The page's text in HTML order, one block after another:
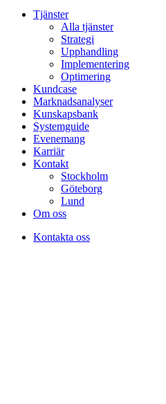
Tjänster
Alla tjänster
Strategi
Upphandling
Implementering
Optimering
Kundcase
Marknadsanalyser
Kunskapsbank
Systemguide
Evenemang
Karriär
Kontakt
Stockholm
Göteborg
Lund
Om oss
Kontakta oss